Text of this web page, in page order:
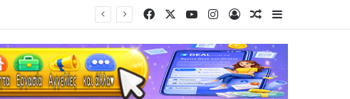
FacebookYouTubeInstagram
Log InRandom Article
Sidebar